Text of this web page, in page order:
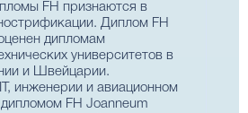
FH признаются в
Диплом FH
дипломам
университетов в
и Швейцарии.
инженерии и авиационном
FH Joanneum